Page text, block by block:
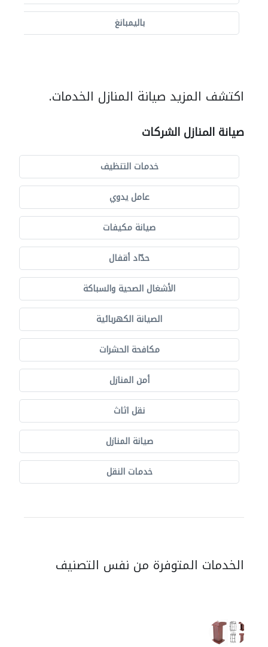
باليمبانغ
اكتشف المزيد صيانة المنازل الخدمات.
صيانة المنازل الشركات
خدمات التنظيف
عامل يدوي
صيانة مكيفات
حدّاد أقفال
الأشغال الصحية والسباكة
الصيانة الكهربائية
مكافحة الحشرات
أمن المنازل
نقل اثاث
صيانة المنازل
خدمات النقل
الخدمات المتوفرة من نفس التصنيف